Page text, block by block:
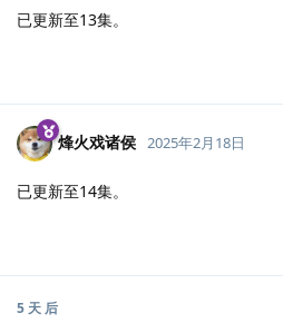
已更新至13集。
烽火戏诸侯 2025年2月18日
已更新至14集。
5 天 后